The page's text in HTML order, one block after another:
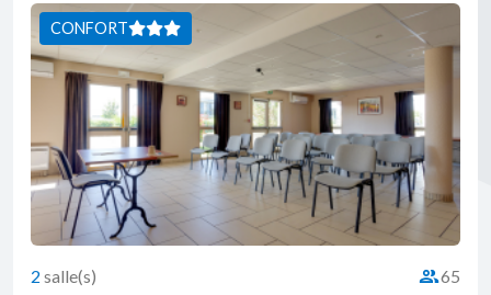
CONFORT
2 salle(s) Capacité :
65